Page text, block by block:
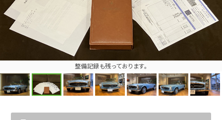
整備記録も残っております。